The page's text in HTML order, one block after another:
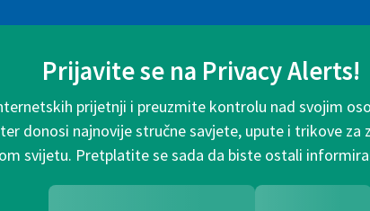
Prijavite se na Privacy Alerts!
prijetnji i preuzmite kontrolu nad svojim
donosi najnovije stručne savjete, upute i trikove za
svijetu. Pretplatite se sada da biste ostali